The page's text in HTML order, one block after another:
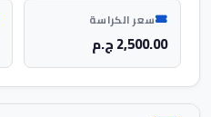
سعر الكراسة
2,500.00 ج.م